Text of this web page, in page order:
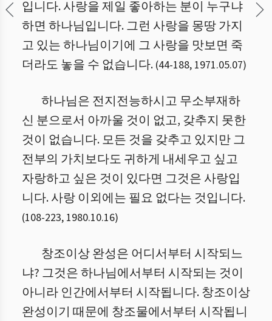
입니다. 사랑을 제일 좋아하는 분이 누구냐
하면 하나님입니다. 그런 사랑을 몽땅 가지
고 있는 하나님이기에 그 사랑을 맛보면 죽
더라도 놓을 수 없습니다. (44-188, 1971.05.07)
하나님은 전지전능하시고 무소부재하
신 분으로서 아까울 것이 없고, 갖추지 못한
것이 없습니다. 모든 것을 갖추고 있지만 그
전부의 가치보다도 귀하게 내세우고 싶고
자랑하고 싶은 것이 있다면 그것은 사랑입
니다. 사랑 이외에는 필요 없다는 것입니다.
(108-223, 1980.10.16)
창조이상 완성은 어디서부터 시작되느
냐? 그것은 하나님에서부터 시작되는 것이
아니라 인간에서부터 시작됩니다. 창조이상
완성이기 때문에 창조물에서부터 시작됩니